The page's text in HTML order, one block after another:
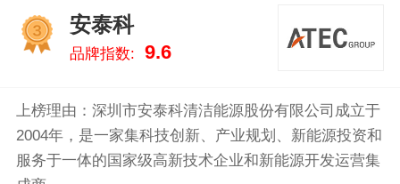
构建人类更美好的未来，至今已累计生产和安装光伏支
架系统超60GW。
3
安泰科
品牌指数: 9.6
上榜理由：深圳市安泰科清洁能源股份有限公司成立于
2004年，是一家集科技创新、产业规划、新能源投资和
服务于一体的国家级高新技术企业和新能源开发运营集